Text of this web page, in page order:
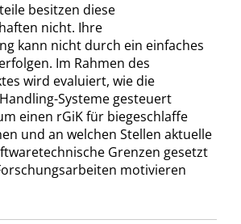
besitzen diese
nicht. Ihre
kann nicht durch ein einfaches
Im Rahmen des
wird evaluiert, wie die
Systeme gesteuert
einen rGiK für biegeschlaffe
und an welchen Stellen aktuelle
Grenzen gesetzt
motivieren